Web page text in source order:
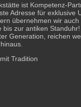
ist Kompetenz-
Adresse für exklusive
übernehmen wir auch
bis zur antiken
Generation, reichen
Tradition